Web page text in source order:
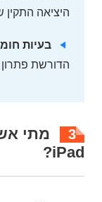
היציאה
בעיות
הדורשת פתרון
3
מתי
iPad?